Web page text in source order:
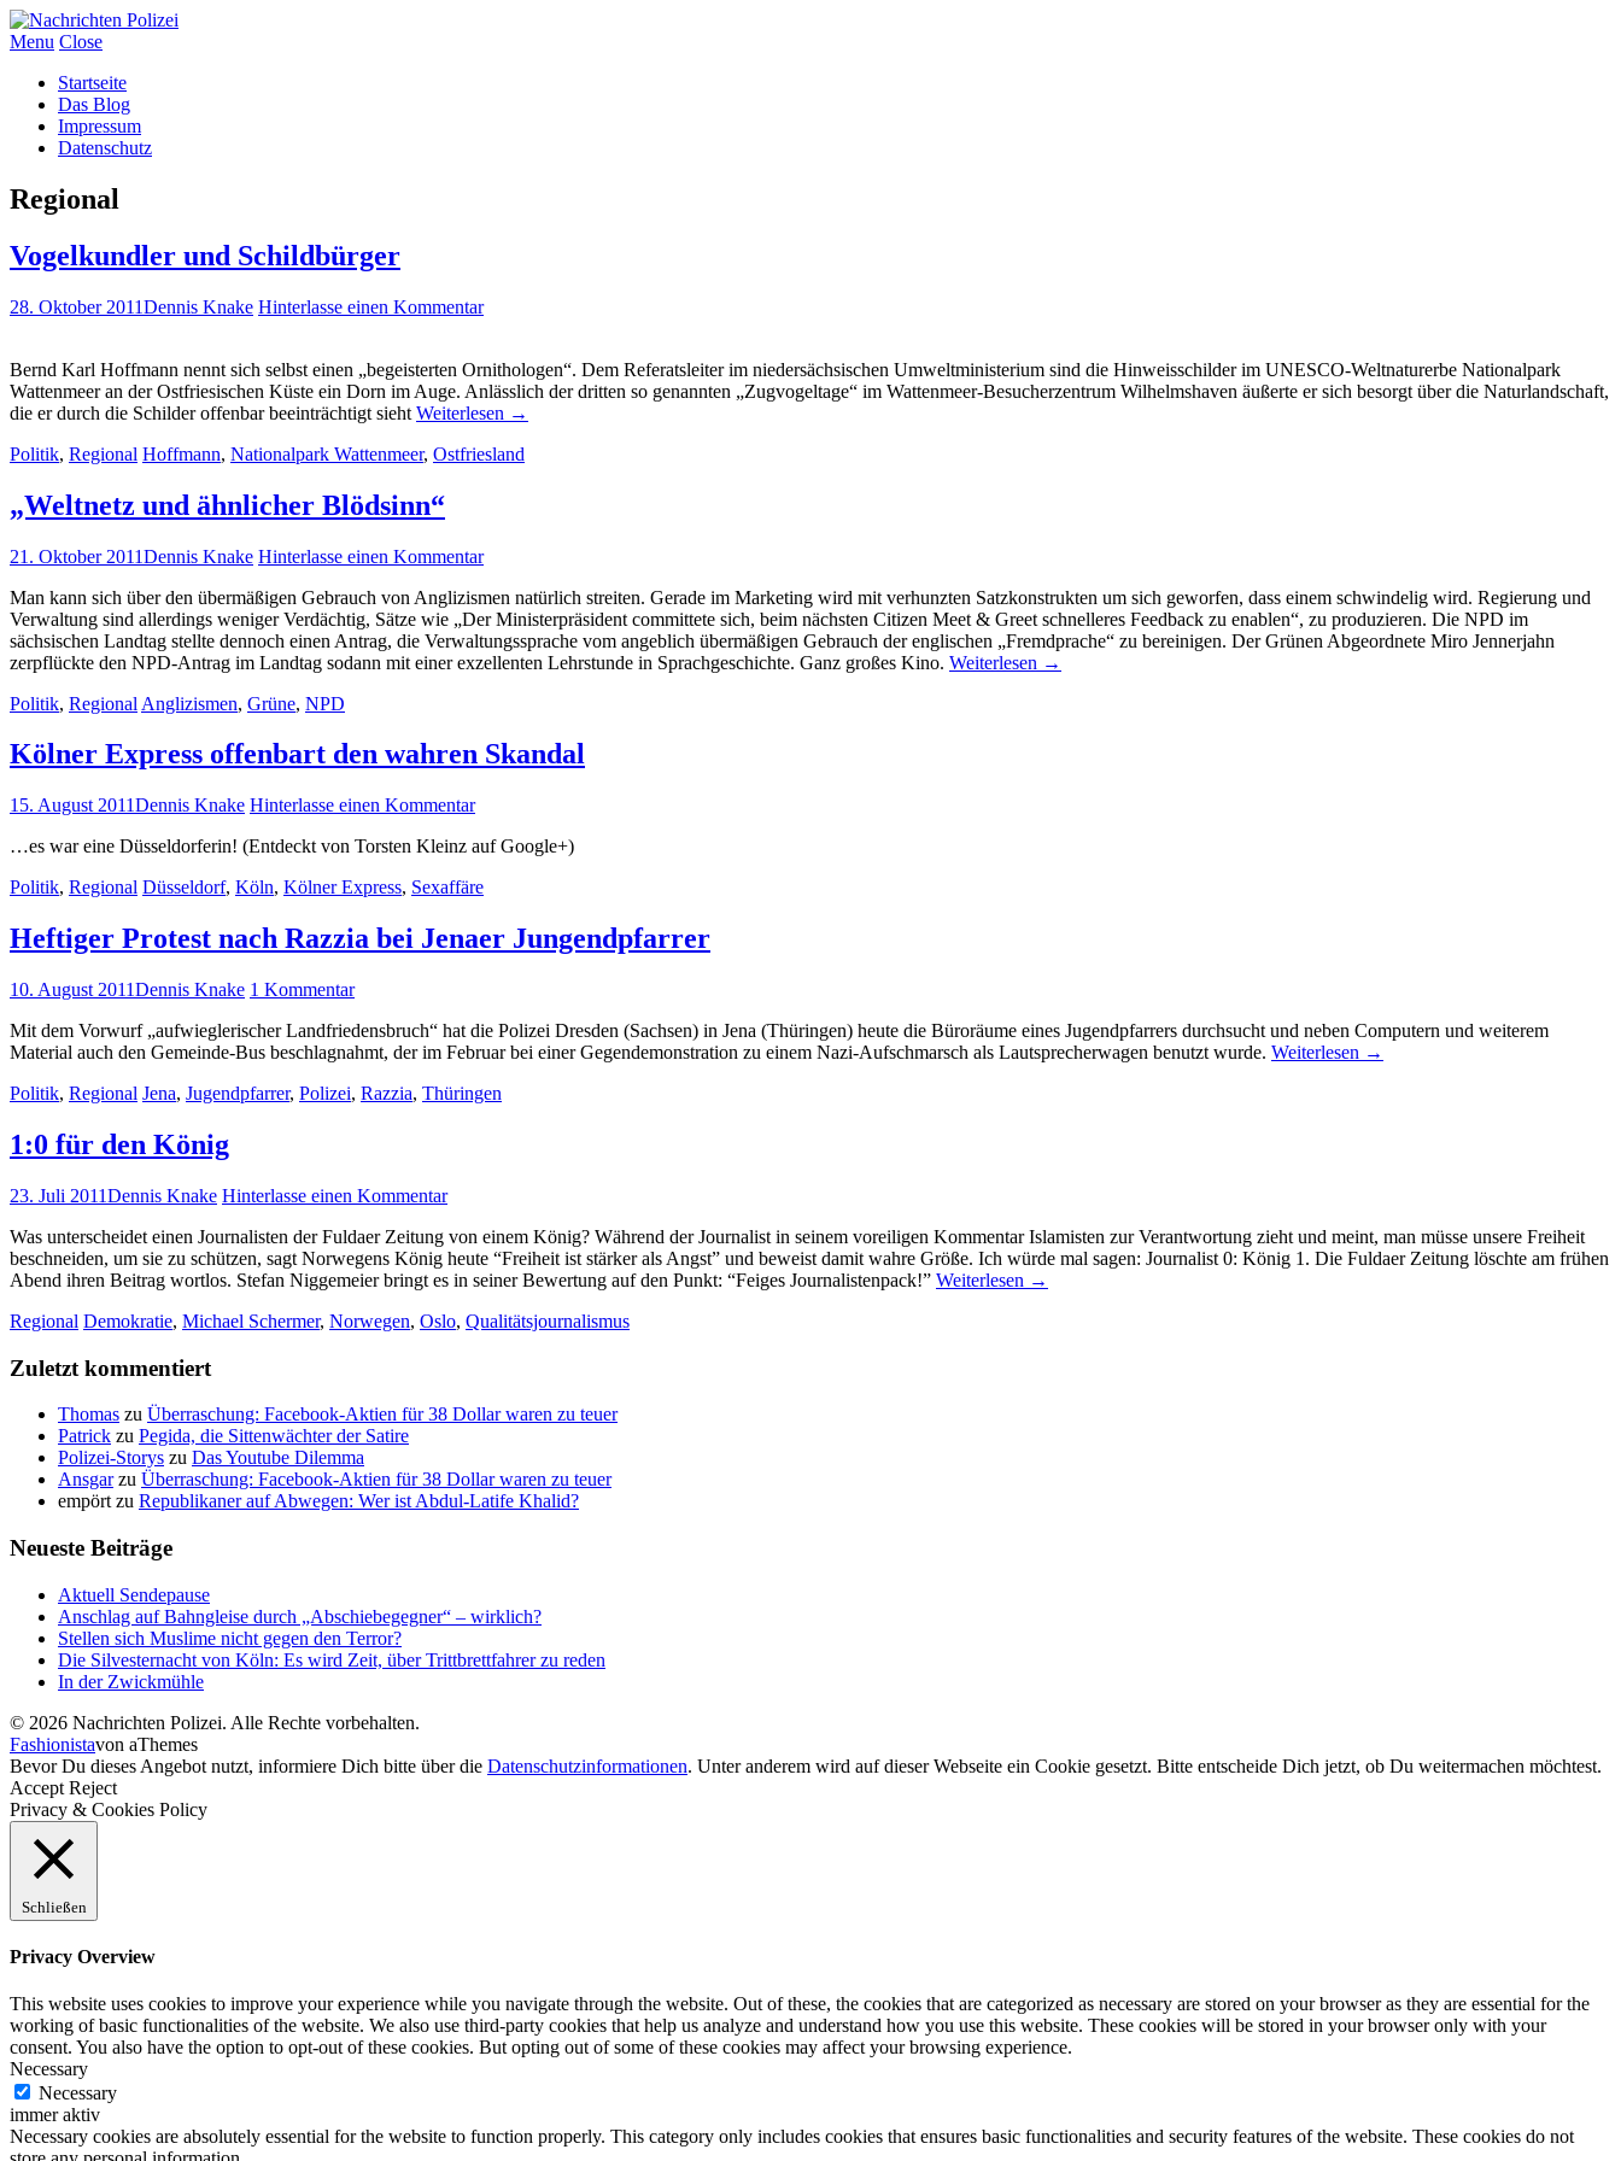
Menu Close
Startseite
Das Blog
Impressum
Datenschutz
Regional
Vogelkundler und Schildbürger
28. Oktober 2011Dennis Knake Hinterlasse einen Kommentar
Bernd Karl Hoffmann nennt sich selbst einen „begeisterten Ornithologen“. Dem Referatsleiter im niedersächsischen Umweltministerium sind die Hinweisschilder im UNESCO-Weltnaturerbe Nationalpark
Wattenmeer an der Ostfriesischen Küste ein Dorn im Auge. Anlässlich der dritten so genannten „Zugvogeltage“ im Wattenmeer-Besucherzentrum Wilhelmshaven äußerte er sich besorgt über die Naturlandschaft,
die er durch die Schilder offenbar beeinträchtigt sieht Weiterlesen →
Politik, Regional Hoffmann, Nationalpark Wattenmeer, Ostfriesland
„Weltnetz und ähnlicher Blödsinn“
21. Oktober 2011Dennis Knake Hinterlasse einen Kommentar
Man kann sich über den übermäßigen Gebrauch von Anglizismen natürlich streiten. Gerade im Marketing wird mit verhunzten Satzkonstrukten um sich geworfen, dass einem schwindelig wird. Regierung und
Verwaltung sind allerdings weniger Verdächtig, Sätze wie „Der Ministerpräsident committete sich, beim nächsten Citizen Meet & Greet schnelleres Feedback zu enablen“, zu produzieren. Die NPD im
sächsischen Landtag stellte dennoch einen Antrag, die Verwaltungssprache vom angeblich übermäßigen Gebrauch der englischen „Fremdprache“ zu bereinigen. Der Grünen Abgeordnete Miro Jennerjahn
zerpflückte den NPD-Antrag im Landtag sodann mit einer exzellenten Lehrstunde in Sprachgeschichte. Ganz großes Kino. Weiterlesen →
Politik, Regional Anglizismen, Grüne, NPD
Kölner Express offenbart den wahren Skandal
15. August 2011Dennis Knake Hinterlasse einen Kommentar
…es war eine Düsseldorferin! (Entdeckt von Torsten Kleinz auf Google+)
Politik, Regional Düsseldorf, Köln, Kölner Express, Sexaffäre
Heftiger Protest nach Razzia bei Jenaer Jungendpfarrer
10. August 2011Dennis Knake 1 Kommentar
Mit dem Vorwurf „aufwieglerischer Landfriedensbruch“ hat die Polizei Dresden (Sachsen) in Jena (Thüringen) heute die Büroräume eines Jugendpfarrers durchsucht und neben Computern und weiterem
Material auch den Gemeinde-Bus beschlagnahmt, der im Februar bei einer Gegendemonstration zu einem Nazi-Aufschmarsch als Lautsprecherwagen benutzt wurde. Weiterlesen →
Politik, Regional Jena, Jugendpfarrer, Polizei, Razzia, Thüringen
1:0 für den König
23. Juli 2011Dennis Knake Hinterlasse einen Kommentar
Was unterscheidet einen Journalisten der Fuldaer Zeitung von einem König? Während der Journalist in seinem voreiligen Kommentar Islamisten zur Verantwortung zieht und meint, man müsse unsere Freiheit
beschneiden, um sie zu schützen, sagt Norwegens König heute “Freiheit ist stärker als Angst” und beweist damit wahre Größe. Ich würde mal sagen: Journalist 0: König 1. Die Fuldaer Zeitung löschte am frühen
Abend ihren Beitrag wortlos. Stefan Niggemeier bringt es in seiner Bewertung auf den Punkt: “Feiges Journalistenpack!” Weiterlesen →
Regional Demokratie, Michael Schermer, Norwegen, Oslo, Qualitätsjournalismus
Zuletzt kommentiert
Thomas zu Überraschung: Facebook-Aktien für 38 Dollar waren zu teuer
Patrick zu Pegida, die Sittenwächter der Satire
Polizei-Storys zu Das Youtube Dilemma
Ansgarzu Überraschung: Facebook-Aktien für 38 Dollar waren zu teuer
empörtzu Republikaner auf Abwegen: Wer ist Abdul-Latife Khalid?
Neueste Beiträge
Aktuell Sendepause
Anschlag auf Bahngleise durch „Abschiebegegner“ – wirklich?
Stellen sich Muslime nicht gegen den Terror?
Die Silvesternacht von Köln: Es wird Zeit, über Trittbrettfahrer zu reden
In der Zwickmühle
© 2026 Nachrichten Polizei. Alle Rechte vorbehalten.
Fashionistavon aThemes
Bevor Du dieses Angebot nutzt, informiere Dich bitte über die Datenschutzinformationen. Unter anderem wird auf dieser Webseite ein Cookie gesetzt. Bitte entscheide Dich jetzt, ob Du weitermachen möchtest.
Accept Reject
Privacy & Cookies Policy
Schließen
Privacy Overview
This website uses cookies to improve your experience while you navigate through the website. Out of these, the cookies that are categorized as necessary are stored on your browser as they are essential for the
working of basic functionalities of the website. We also use third-party cookies that help us analyze and understand how you use this website. These cookies will be stored in your browser only with your
consent. You also have the option to opt-out of these cookies. But opting out of some of these cookies may affect your browsing experience.
Necessary
Necessary
immer aktiv
Necessary cookies are absolutely essential for the website to function properly. This category only includes cookies that ensures basic functionalities and security features of the website. These cookies do not